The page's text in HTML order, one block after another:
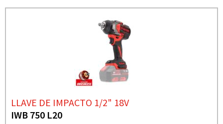
LLAVE DE IMPACTO 1/2" 18V
IWB 750 L20